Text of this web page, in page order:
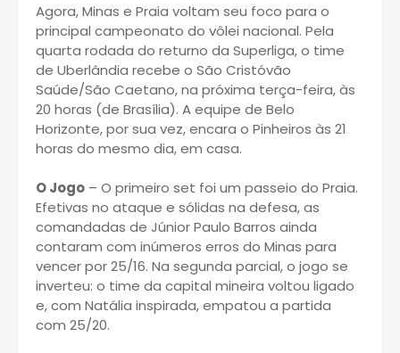
Agora, Minas e Praia voltam seu foco para o
principal campeonato do vôlei nacional. Pela
quarta rodada do returno da Superliga, o time
de Uberlândia recebe o São Cristóvão
Saúde/São Caetano, na próxima terça-feira, às
20 horas (de Brasília). A equipe de Belo
Horizonte, por sua vez, encara o Pinheiros às 21
horas do mesmo dia, em casa.
O Jogo – O primeiro set foi um passeio do Praia.
Efetivas no ataque e sólidas na defesa, as
comandadas de Júnior Paulo Barros ainda
contaram com inúmeros erros do Minas para
vencer por 25/16. Na segunda parcial, o jogo se
inverteu: o time da capital mineira voltou ligado
e, com Natália inspirada, empatou a partida
com 25/20.